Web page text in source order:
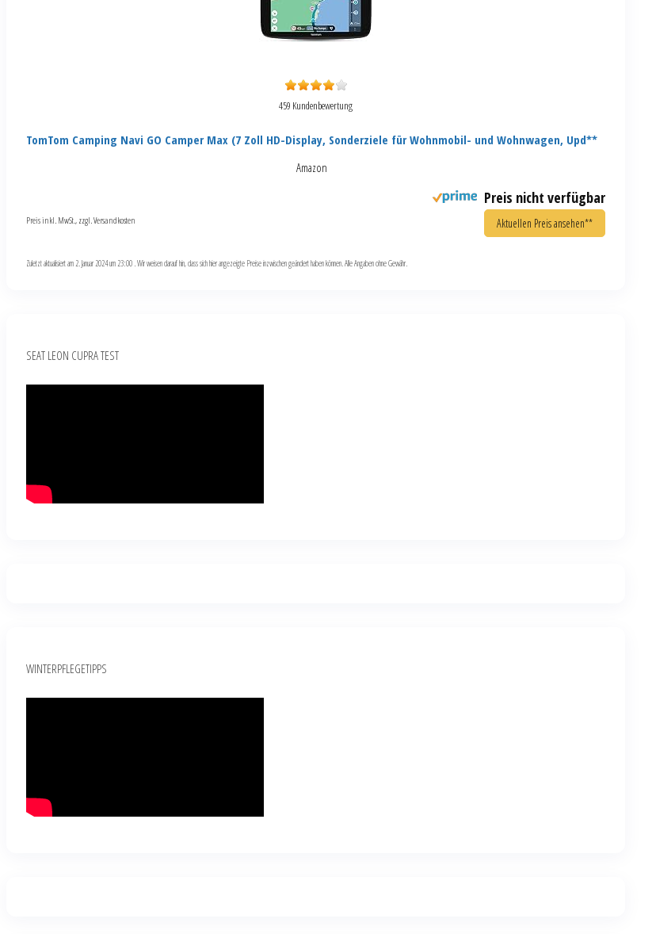
459 Kundenbewertung
TomTom Camping Navi GO Camper Max (7 Zoll HD-Display, Sonderziele für Wohnmobil- und Wohnwagen, Upd**
Amazon
Preis nicht verfügbar
Aktuellen Preis ansehen**
Preis inkl. MwSt., zzgl. Versandkosten
Zuletzt aktualisiert am 2. Januar 2024 um 23:00 . Wir weisen darauf hin, dass sich hier angezeigte Preise inzwischen geändert haben können. Alle Angaben ohne Gewähr.
SEAT LEON CUPRA TEST
WINTERPFLEGETIPPS